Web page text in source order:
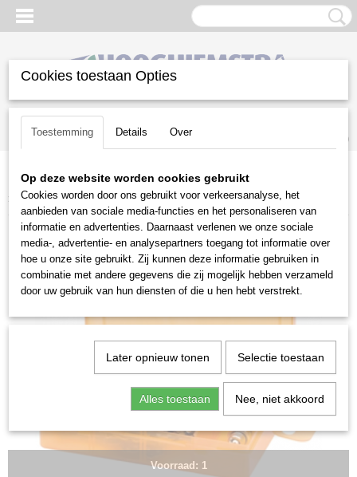
Inloggen Registreren
(0)
Home >Snoeien en Zagen> Kettingzagen | toebehoren
>
Opbergbox voor kettingen
Voorraad: 1
Cookies toestaan Opties
Toestemming Details Over
Op deze website worden cookies gebruikt
Cookies worden door ons gebruikt voor verkeersanalyse, het
aanbieden van sociale media-functies en het personaliseren van
informatie en advertenties. Daarnaast verlenen we onze sociale
media-, advertentie- en analysepartners toegang tot informatie over
hoe u onze site gebruikt. Zij kunnen deze informatie gebruiken in
combinatie met andere gegevens die zij mogelijk hebben verzameld
door uw gebruik van hun diensten of die u hen hebt verstrekt.
Later opnieuw tonen Selectie toestaan
Alles toestaan Nee, niet akkoord